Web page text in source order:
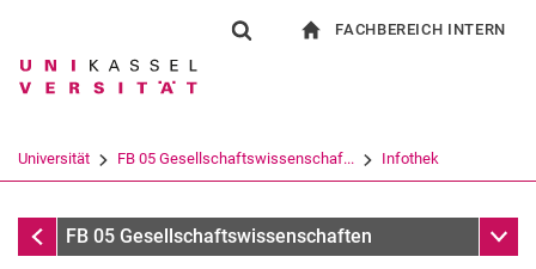
Springe direkt zu: Inhalt
Springe direkt zu: Suche
Springe direkt zu:
Suchbegriff
Suchen (öffnet externen Link in einem
FACHBEREICH INTERN
Universität FB 05 Gesellschaftswissenschaf... Infothek
InfothekFB 05 Gesellschaftswissenschaften